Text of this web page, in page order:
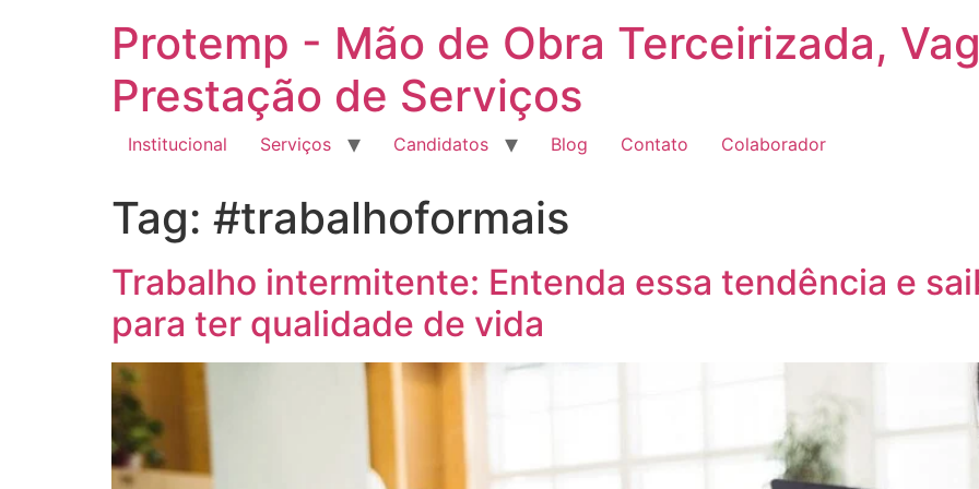
Protemp - Mão de Obra Terceirizada,
Prestação de Serviços
Institucional Serviços Candidatos Blog Contato Colaborador
Tag: #trabalhoformais
Trabalho intermitente: Entenda essa tendência e
para ter qualidade de vida